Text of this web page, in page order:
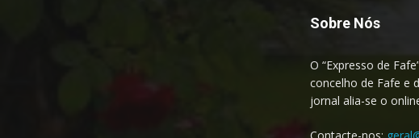
Sobre Nós
O “Expresso de
concelho de Fafe e
jornal alia-se o